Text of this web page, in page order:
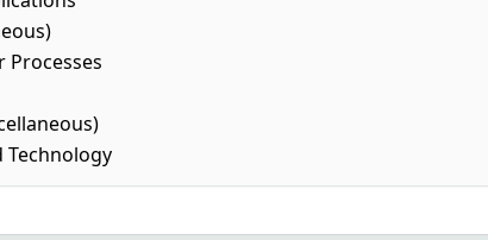
Processes
Technology